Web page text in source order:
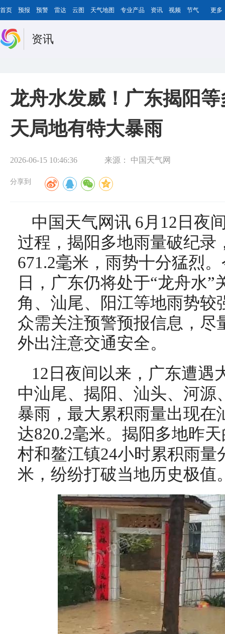
首页 预报 预警 雷达 云图 天气地图 专业产品 资讯 视频 节气 更多
资讯
龙舟水发威！广东揭阳
天局地有特大暴雨
2026-06-15 10:46:36 来源： 中国天气网
分享到
中国天气网讯 6月12日夜
过程，揭阳多地雨量破纪录
671.2毫米，雨势十分猛烈
日，广东仍将处于“龙舟水
角、汕尾、阳江等地雨势较
众需关注预警预报信息，尽
外出注意交通安全。
12日夜间以来，广东遭遇
中汕尾、揭阳、汕头、河源
暴雨，最大累积雨量出现在
达820.2毫米。揭阳多地昨
村和鳌江镇24小时累积雨量
米，纷纷打破当地历史极值